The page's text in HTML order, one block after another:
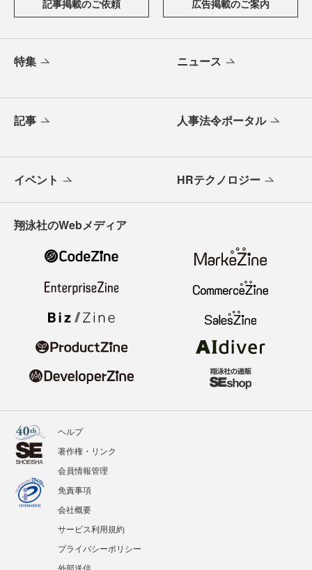
記事掲載のご依頼 広告掲載のご案内
特集 ニュース
記事 人事法令ポータル
イベント HRテクノロジー
翔泳社のWebメディア
ヘルプ
著作権・リンク
会員情報管理
免責事項
会社概要
サービス利用規約
プライバシーポリシー